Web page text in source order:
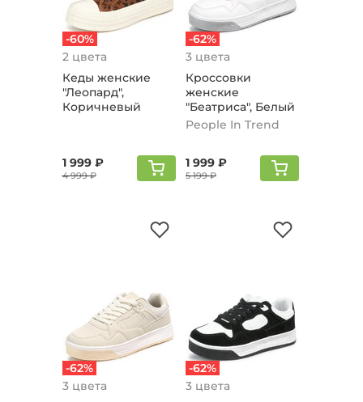
-60%
2 цвета
Кеды женские
"Леопард",
Коричневый
1 999 ₽
4 999 ₽
-62%
3 цвета
Кроссовки
женские
"Беатриса", Белый
People In Trend
1 999 ₽
5 199 ₽
-62%
3 цвета
-62%
3 цвета